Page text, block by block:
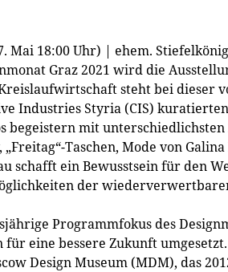
Mai 18:00 Uhr) | ehem.
Graz 2021 wird die
steht bei dieser
Industries Styria (CIS) kuratierten
begeistern mit
Taschen, Mode von
schafft ein Bewusstsein für den
der
Programmfokus des
eine bessere Zukunft
Design Museum (MDM), das